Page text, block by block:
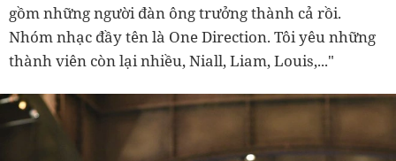
gồm những người đàn ông trưởng thành cả rồi.
Nhóm nhạc đầy tên là One Direction. Tôi yêu những
thành viên còn lại nhiều, Niall, Liam, Louis,..."